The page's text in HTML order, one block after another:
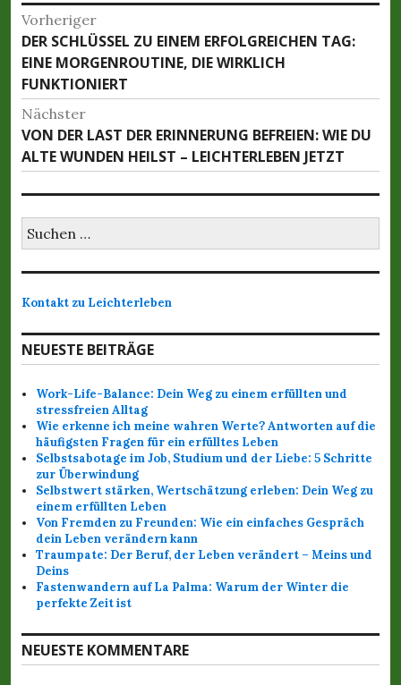
B
e
i
t
r
a
g
s
-
N
a
v
i
g
a
t
i
o
n
Vorheriger
V
o
r
h
e
r
i
g
r
B
e
i
r
a
DER SCHLÜSSEL ZU EINEM ERFOLGREICHEN TAG:
EINE MORGENROUTINE, DIE WIRKLICH
FUNKTIONIERT
Nächster
N
ä
c
h
s
B
i
t
r
:
VON DER LAST DER ERINNERUNG BEFREIEN: WIE DU
ALTE WUNDEN HEILST – LEICHTERLEBEN JETZT
h
n
c
h
:
Kontakt zu Leichterleben
NEUESTE BEITRÄGE
Work-Life-Balance: Dein Weg zu einem erfüllten und
stressfreien Alltag
Wie erkenne ich meine wahren Werte? Antworten auf die
häufigsten Fragen für ein erfülltes Leben
Selbstsabotage im Job, Studium und der Liebe: 5 Schritte
zur Überwindung
Selbstwert stärken, Wertschätzung erleben: Dein Weg zu
einem erfüllten Leben
Von Fremden zu Freunden: Wie ein einfaches Gespräch
dein Leben verändern kann
Traumpate: Der Beruf, der Leben verändert – Meins und
Deins
Fastenwandern auf La Palma: Warum der Winter die
perfekte Zeit ist
NEUESTE KOMMENTARE